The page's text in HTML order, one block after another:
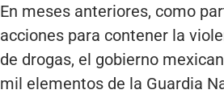
En meses anteriores, como
acciones para contener la
de drogas, el gobierno
mil elementos de la Guardia